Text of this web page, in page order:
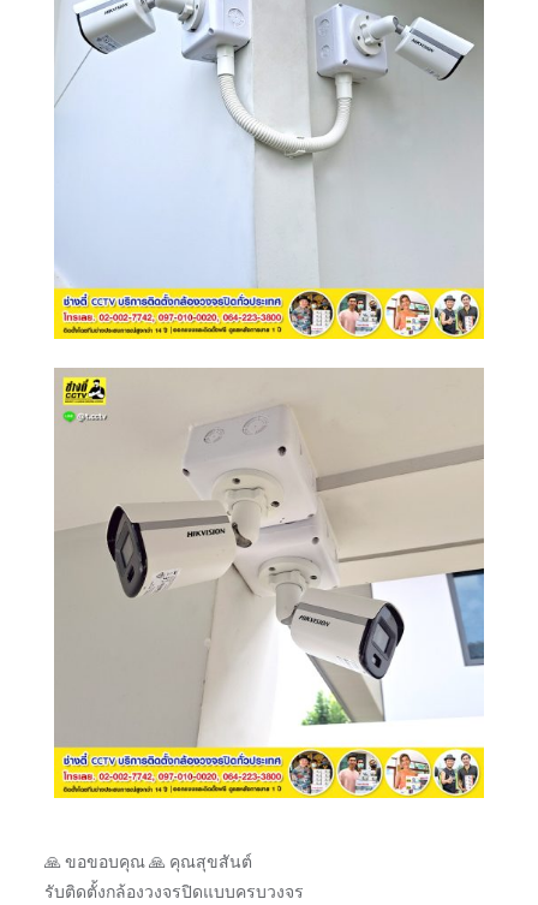
🙏 ขอขอบคุณ 🙏 คุณสุขสันต์
รับติดตั้งกล้องวงจรปิดแบบครบวงจร